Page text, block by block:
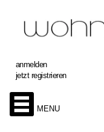
anmelden
jetzt registrieren
MENU